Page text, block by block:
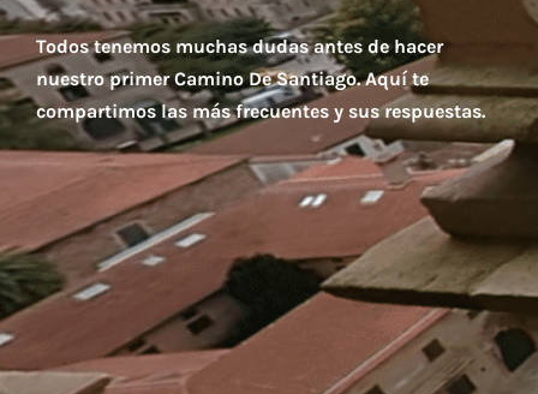
Todos tenemos muchas dudas antes de hacer
nuestro primer Camino De Santiago. Aquí te
compartimos las más frecuentes y sus respuestas.